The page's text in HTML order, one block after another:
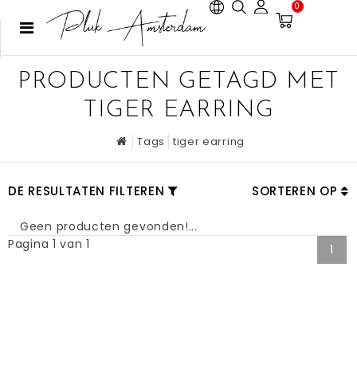
0
PRODUCTEN GETAGD MET
TIGER EARRING
Tags tiger earring
DE RESULTATEN FILTEREN SORTEREN OP
Geen producten gevonden!...
Pagina 1 van 1
1